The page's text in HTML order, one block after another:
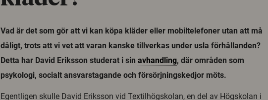
Vad är det som gör att vi kan köpa kläder eller mobiltelefoner utan att må
dåligt, trots att vi vet att varan kanske tillverkas under usla förhållanden?
Detta har David Eriksson studerat i sin avhandling, där områden som
psykologi, socialt ansvarstagande och försörjningskedjor möts.
Egentligen skulle David Eriksson vid Textilhögskolan, en del av Högskolan i